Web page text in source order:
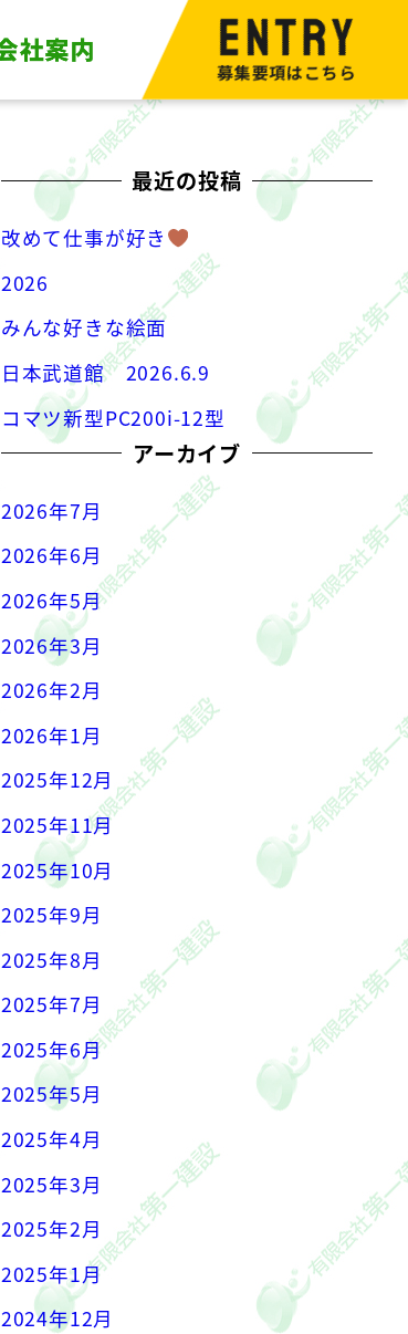
募集要項はこちら
最近の投稿
改めて仕事が好き
2026
みんな好きな絵面
日本武道館 2026.6.9
コマツ新型PC200i-12型
アーカイブ
2026年7月
2026年6月
2026年5月
2026年3月
2026年2月
2026年1月
2025年12月
2025年11月
2025年10月
2025年9月
2025年8月
2025年7月
2025年6月
2025年5月
2025年4月
2025年3月
2025年2月
2025年1月
2024年12月